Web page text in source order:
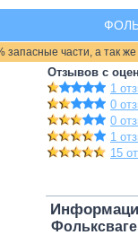
части, а так
Отзывов с
1
0
0
1
15